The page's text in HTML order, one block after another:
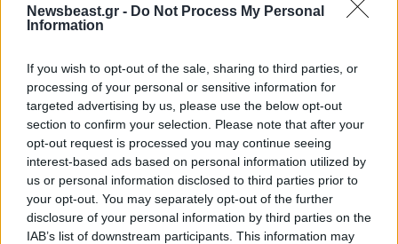
Newsbeast.gr - Do Not Process My Personal
Information
If you wish to opt-out of the sale, sharing to third parties, or
processing of your personal or sensitive information for
targeted advertising by us, please use the below opt-out
section to confirm your selection. Please note that after your
opt-out request is processed you may continue seeing
interest-based ads based on personal information utilized by
us or personal information disclosed to third parties prior to
your opt-out. You may separately opt-out of the further
disclosure of your personal information by third parties on the
IAB’s list of downstream participants. This information may
Απαντήστε
Duke 30·08·2013 01:01
έλεος
Απαντήστε